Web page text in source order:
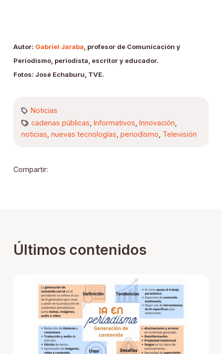
Autor: Gabriel Jaraba , profesor de Comunicación y
Periodismo, periodista, escritor y educador.
Fotos: José Echaburu, TVE.
Noticias
cadenas públicas Informativos Innovación
noticias nuevas tecnologías periodismo Televisión
Compartir:
Últimos contenidos